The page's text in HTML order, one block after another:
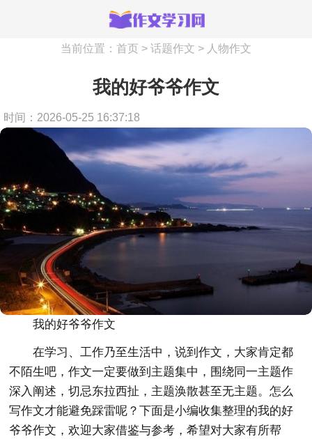
当前位置： 首页 > 话题作文 > 人物作文
我的好爷爷作文
时间：2026-05-25 16:37:18
我的好爷爷作文
在学习、工作乃至生活中，说到作文，大家肯定都
不陌生吧，作文一定要做到主题集中，围绕同一主题作
深入阐述，切忌东拉西扯，主题涣散甚至无主题。怎么
写作文才能避免踩雷呢？下面是小编收集整理的我的好
爷爷作文，欢迎大家借鉴与参考，希望对大家有所帮